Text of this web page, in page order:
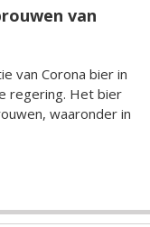
van
van Corona bier in
regering. Het bier
waaronder in